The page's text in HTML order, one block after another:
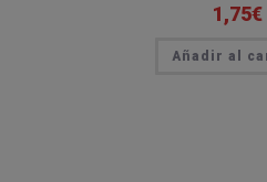
1,75€
Añadir al